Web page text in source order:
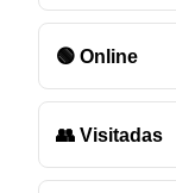
🟢 Online
👥 Visitadas